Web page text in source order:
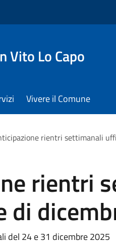
Vito Lo Capo
Vivere il Comune
rientri settimanali
rientri
di
del 24 e 31 dicembre 2025